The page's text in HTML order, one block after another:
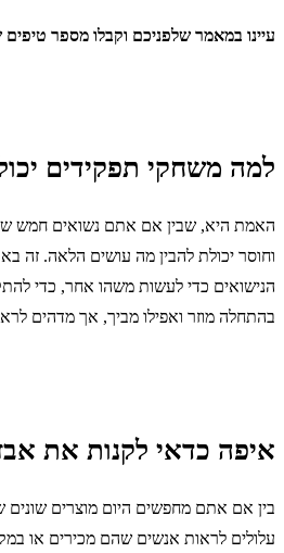
עיינו במאמר שלפניכם וקבלו מספר
למה משחקי תפקידים
האמת היא, שבין אם אתם נשואים חמש
וחוסר יכולת להבין מה עושים הלאה. זה
הנישואים כדי לעשות משהו אחר, כדי
בהתחלה מוזר ואפילו מביך, אך מדהים
איפה כדאי לקנות את
בין אם אתם מחפשים היום מוצרים שונים
עלולים לראות אנשים שהם מכירים או